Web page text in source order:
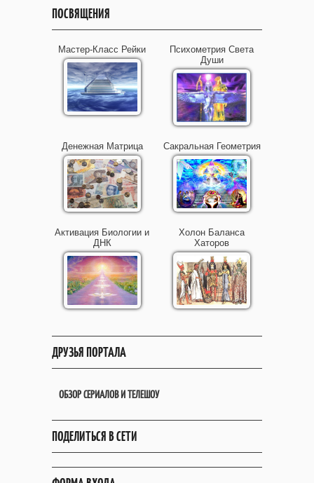
ПОСВЯЩЕНИЯ
Мастер-Класс Рейки
Психометрия Света
Души
Денежная Матрица Сакральная Геометрия
Активация Биологии и
ДНК
Холон Баланса
Хаторов
ДРУЗЬЯ ПОРТАЛА
ОБЗОР СЕРИАЛОВ И ТЕЛЕШОУ
ПОДЕЛИТЬСЯ В СЕТИ